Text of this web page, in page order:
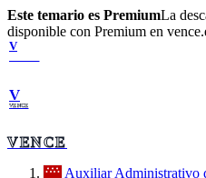
Este temario es PremiumLa
disponible con Premium en
V
V
VENCE
VENCE
Auxiliar Administrativo